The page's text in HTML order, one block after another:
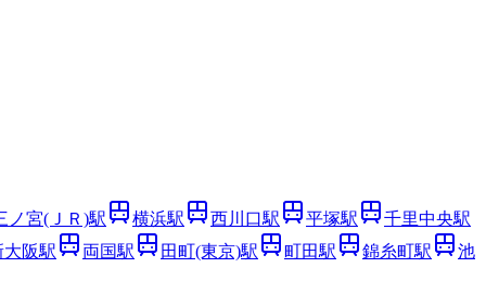
ノ宮(ＪＲ)駅 横浜駅 西川口駅 平塚駅 千里中央駅
大阪駅 両国駅 田町(東京)駅 町田駅 錦糸町駅 池